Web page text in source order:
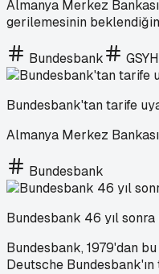
Almanya Merkez
gerilemesinin
Bundesbank GSYH
Bundesbank'tan tarife
Almanya Merkez
Bundesbank
Bundesbank 46 yıl
Bundesbank, 1979'dan
Deutsche